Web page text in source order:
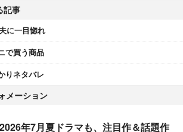
記事
に一目惚れ
で買う商品
りネタバレ
メーション
2026年7月夏ドラマも、注目作＆話題作